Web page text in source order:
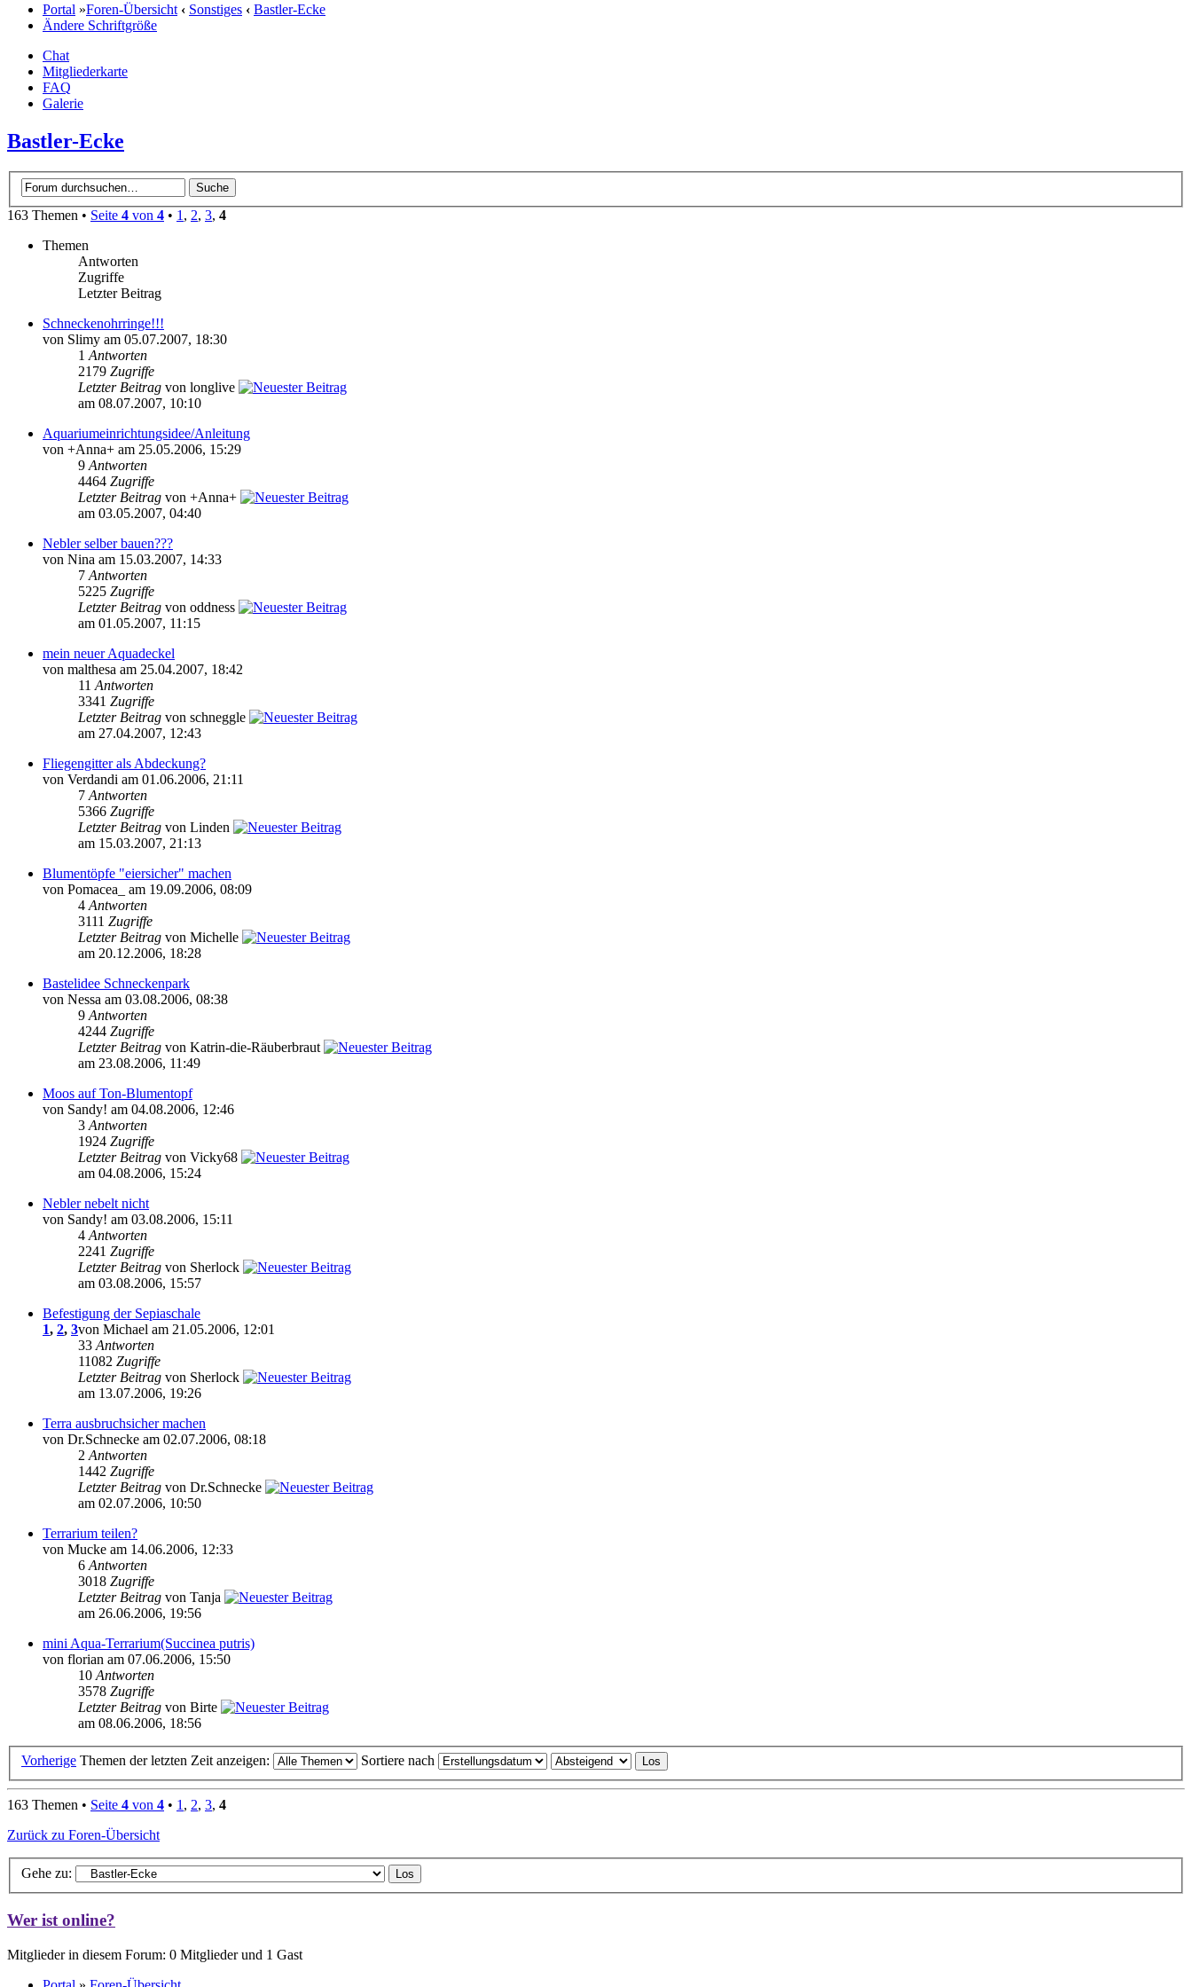
Portal »Foren-Übersicht ‹ Sonstiges ‹ Bastler-Ecke
Ändere Schriftgröße
Chat
Mitgliederkarte
FAQ
Galerie
Bastler-Ecke
163 Themen • Seite 4 von 4 • 1 , 2, 3, 4
Themen
Antworten
Zugriffe
Letzter Beitrag
Schneckenohrringe!!!
von Slimy am 05.07.2007, 18:30
1 Antworten
2179 Zugriffe
Letzter Beitrag von longlive
am 08.07.2007, 10:10
Aquariumeinrichtungsidee/Anleitung
von +Anna+ am 25.05.2006, 15:29
9 Antworten
4464 Zugriffe
Letzter Beitrag von +Anna+
am 03.05.2007, 04:40
Nebler selber bauen???
von Nina am 15.03.2007, 14:33
7 Antworten
5225 Zugriffe
Letzter Beitrag von oddness
am 01.05.2007, 11:15
mein neuer Aquadeckel
von malthesa am 25.04.2007, 18:42
11 Antworten
3341 Zugriffe
Letzter Beitrag von schneggle
am 27.04.2007, 12:43
Fliegengitter als Abdeckung?
von Verdandi am 01.06.2006, 21:11
7 Antworten
5366 Zugriffe
Letzter Beitrag von Linden
am 15.03.2007, 21:13
Blumentöpfe "eiersicher" machen
von Pomacea_ am 19.09.2006, 08:09
4 Antworten
3111 Zugriffe
Letzter Beitrag von Michelle
am 20.12.2006, 18:28
Bastelidee Schneckenpark
von Nessa am 03.08.2006, 08:38
9 Antworten
4244 Zugriffe
Letzter Beitrag von Katrin-die-Räuberbraut
am 23.08.2006, 11:49
Moos auf Ton-Blumentopf
von Sandy! am 04.08.2006, 12:46
3 Antworten
1924 Zugriffe
Letzter Beitrag von Vicky68
am 04.08.2006, 15:24
Nebler nebelt nicht
von Sandy! am 03.08.2006, 15:11
4 Antworten
2241 Zugriffe
Letzter Beitrag von Sherlock
am 03.08.2006, 15:57
Befestigung der Sepiaschale
1, 2, 3von Michael am 21.05.2006, 12:01
33 Antworten
11082 Zugriffe
Letzter Beitrag von Sherlock
am 13.07.2006, 19:26
Terra ausbruchsicher machen
von Dr.Schnecke am 02.07.2006, 08:18
2 Antworten
1442 Zugriffe
Letzter Beitrag von Dr.Schnecke
am 02.07.2006, 10:50
Terrarium teilen?
von Mucke am 14.06.2006, 12:33
6 Antworten
3018 Zugriffe
Letzter Beitrag von Tanja
am 26.06.2006, 19:56
mini Aqua-Terrarium(Succinea putris)
von florian am 07.06.2006, 15:50
10 Antworten
3578 Zugriffe
Letzter Beitrag von Birte
am 08.06.2006, 18:56
Vorherige Themen der letzten Zeit anzeigen: Sortiere nach
163 Themen • Seite 4 von 4 • 1, 2, 3, 4
Zurück zu Foren-Übersicht
Gehe zu:
Wer ist online?
Mitglieder in diesem Forum: 0 Mitglieder und 1 Gast